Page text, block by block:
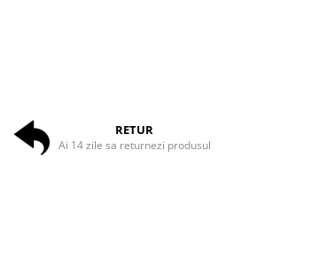
RETUR
Ai 14 zile sa returnezi produsul